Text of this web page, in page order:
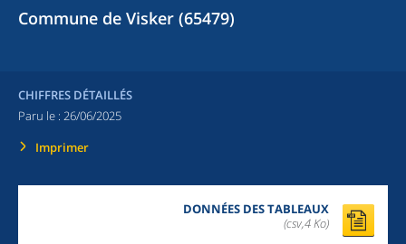
Commune de Visker (65479)
CHIFFRES DÉTAILLÉS
Paru le : 26/06/2025
Imprimer
DONNÉES DES TABLEAUX
(csv,4 Ko)